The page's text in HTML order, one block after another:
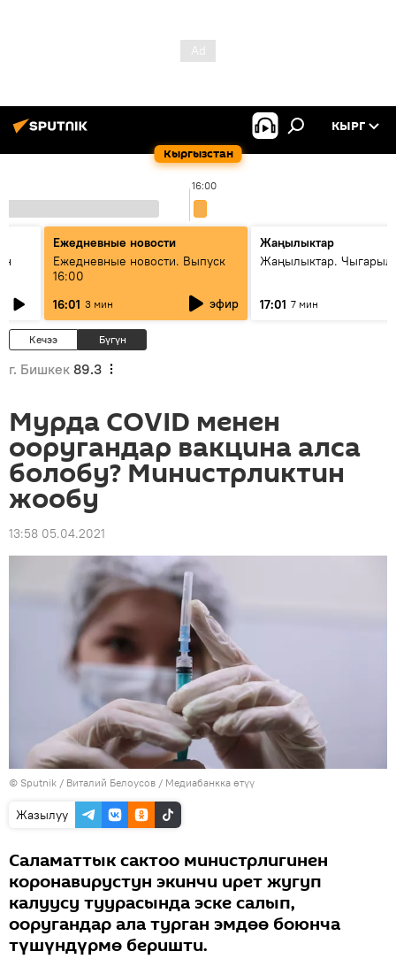
Кыргызстан
КЫРГ
16:00
Ежедневные новости
Ежедневные новости. Выпуск
16:00
16:01 3 мин эфир
Жаңылыктар
Жаңылыктар.
17:01 7 мин
Кечээ Бүгүн
г. Бишкек 89.3
Мурда COVID менен
ооругандар вакцина алса
болобу? Министрликтин
жообу
13:58 05.04.2021
© Sputnik / Виталий Белоусов / Медиабанкка өтүү
Жазылуу
Саламаттык сактоо министрлигинен
коронавирустун экинчи ирет жугуп
калуусу туурасында эске салып,
ооругандар ала турган эмдөө боюнча
түшүндүрмө беришти.